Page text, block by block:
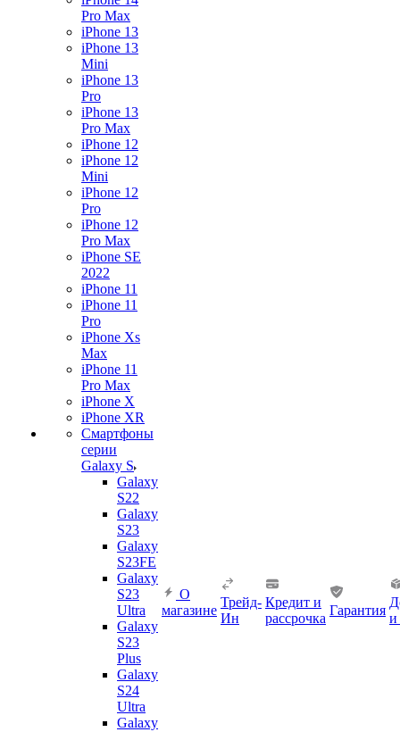
Pro Max
iPhone 13
iPhone 13
Mini
iPhone 13
Pro
iPhone 13
Pro Max
iPhone 12
iPhone 12
Mini
iPhone 12
Pro
iPhone 12
Pro Max
iPhone SE
2022
iPhone 11
iPhone 11
Pro
iPhone Xs
Max
iPhone 11
Pro Max
iPhone X
iPhone XR
Смартфоны
серии
Galaxy S
Galaxy
S22
Galaxy
S23
Galaxy
S23FE
Galaxy
S23
Ultra
Galaxy
S23
Plus
Galaxy
S24
Ultra
Galaxy
О
магазине
Трейд-
Ин
Кредит и
рассрочка
Гарантия
и